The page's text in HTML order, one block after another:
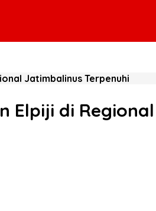
Jatimbalinus Terpenuhi
Elpiji di